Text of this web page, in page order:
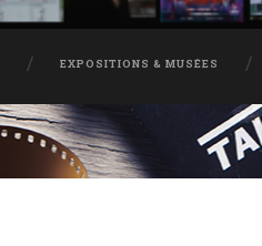
EXPOSITIONS & MUSÉES